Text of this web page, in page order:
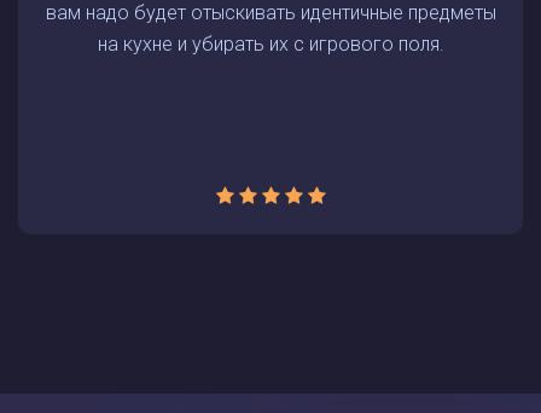
вам надо будет отыскивать идентичные предметы
на кухне и убирать их с игрового поля.